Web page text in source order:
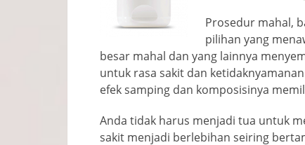
Prosedur mahal,
pilihan yang
besar mahal dan yang lainnya
untuk rasa sakit dan
efek samping dan komposisinya
Anda tidak harus menjadi tua untuk
sakit menjadi berlebihan seiring